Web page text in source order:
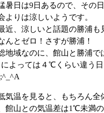
暑日は9日あるので、その
よりは涼しいようです。
近、涼しいと話題の勝浦も
んとゼロ！さすが勝浦！
地域なのに、館山と勝浦で
よっては４℃くらい違う日
気温を見ると、もちろん全
館山との気温差は1℃未満